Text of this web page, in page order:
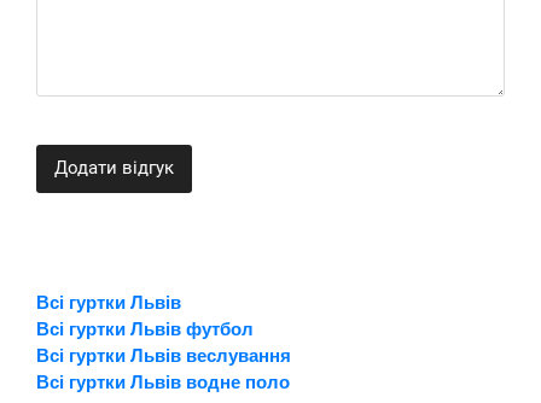
Додати відгук
Всі гуртки Львів
Всі гуртки Львів футбол
Всі гуртки Львів веслування
Всі гуртки Львів водне поло